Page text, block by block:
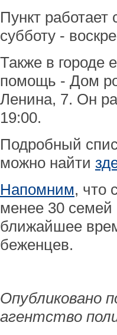
Пункт работает
субботу -
Также в городе
помощь - Дом
Ленина, 7. Он
19:00.
Подробный
можно найти
Напомним, что
менее 30
ближайшее
беженцев.
Опубликовано
агентство